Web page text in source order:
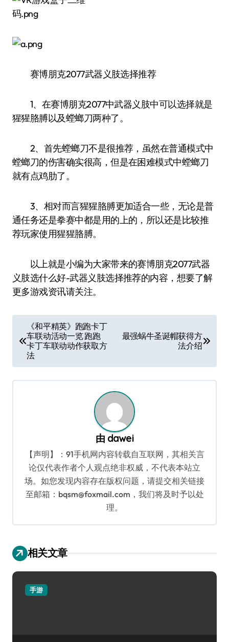
赛博朋克2077武器义肢选择推荐
1、在赛博朋克2077中武器义肢中可以选择就是
猩猩胳膊以及螳螂刀两种了。
2、首先螳螂刀不是很推荐，虽然在普通模式中
螳螂刀的伤害确实很高，但是在困难模式中螳螂刀
就有点鸡肋了。
3、相对而言猩猩胳膊更加适合一些，无论是普
通任务还是拳赛中都是用的上的，所以还是比较推
荐玩家使用猩猩胳膊。
以上就是小编为大家带来的赛博朋克2077武器
义肢选什么好-武器义肢选择推荐的内容，想要了解
更多游戏资讯请关注。
章
《和平精英》跑跑卡丁
车联动活动一览 跑跑
卡丁车联动动作获取方
法
最强蜗牛圣诞帽获得方
法介绍
由 dawei
【声明】：91手机网内容转载自互联网，其相关言
论仅代表作者个人观点绝非权威，不代表本站立
场。如您发现内容存在版权问题，请提交相关链接
至邮箱：bqsm@foxmail.com，我们将及时予以处
理。
相关文章
手游